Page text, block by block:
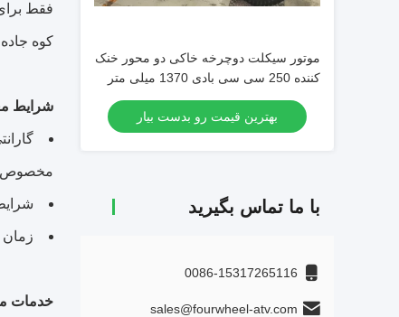
موتور سیکلت دوچرخه خاکی دو محور خنک
کننده 250 سی سی بادی 1370 میلی متر
بهترین قیمت رو بدست بیار
با ما تماس بگیرید
0086-15317265116
sales@fourwheel-atv.com
فقط
کوه
شرایط
گارانتی ما
مخصوص
زمان
خدمات